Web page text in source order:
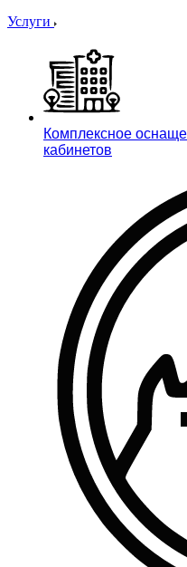
Услуги
Комплексное
кабинетов